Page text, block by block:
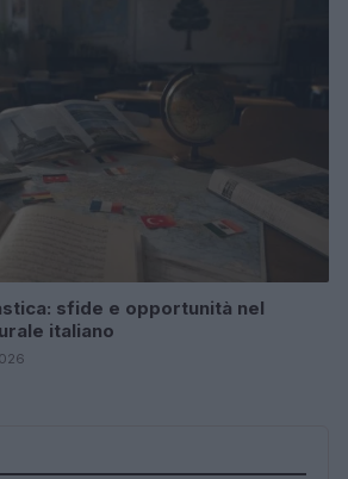
sfide e opportunità nel
italiano